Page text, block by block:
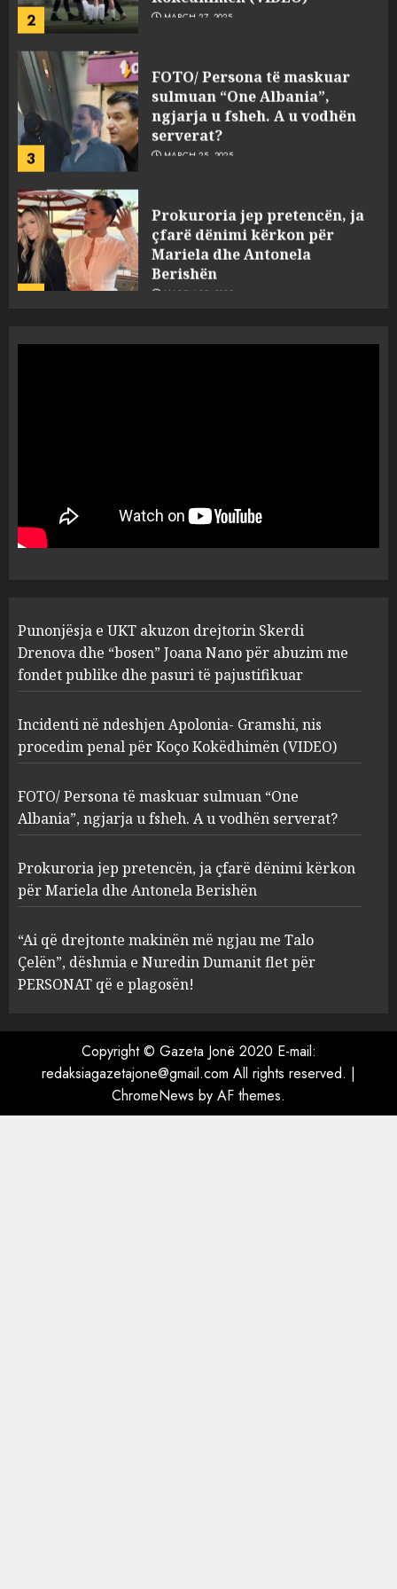
3
sulmuan “One Albania”,
ngjarja u fsheh. A u vodhën
serverat?
MARCH 25, 2025
4
çfarë dënimi kërkon për
Mariela dhe Antonela
Berishën
MARCH 25, 2025
1
“bosen” Joana Nano për
abuzim me fondet publike dhe
pasuri të pajustifikuar
2
Apolonia- Gramshi, nis
procedim penal për Koço
Kokëdhimën (VIDEO)
MARCH 27, 2025
3
FOTO/ Persona të maskuar
sulmuan “One Albania”,
ngjarja u fsheh. A u vodhën
serverat?
MARCH 25, 2025
4
Prokuroria jep pretencën, ja
çfarë dënimi kërkon për
Berishën
MARCH 25, 2025
ngjau me Talo Çelën”,
dëshmia e Nuredin Dumanit
flet për PERSONAT që e
plagosën!
Punonjësja e UKT akuzon drejtorin Skerdi
Drenova dhe “bosen” Joana Nano për abuzim me
fondet publike dhe pasuri të pajustifikuar
Incidenti në ndeshjen Apolonia- Gramshi, nis
procedim penal për Koço Kokëdhimën (VIDEO)
FOTO/ Persona të maskuar sulmuan “One
Albania”, ngjarja u fsheh. A u vodhën serverat?
Prokuroria jep pretencën, ja çfarë dënimi kërkon
për Mariela dhe Antonela Berishën
“Ai që drejtonte makinën më ngjau me Talo
Çelën”, dëshmia e Nuredin Dumanit flet për
PERSONAT që e plagosën!
Copyright © Gazeta Jonë 2020 E-mail:
redaksiagazetajone@gmail.com All rights reserved. |
ChromeNews by AF themes.